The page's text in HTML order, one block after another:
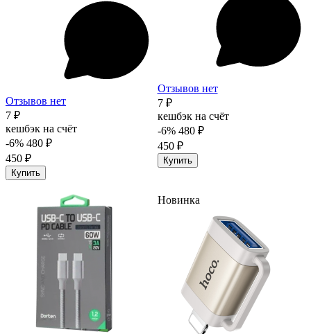
Отзывов нет
7 ₽
кешбэк на счёт
-6% 480 ₽
450 ₽
Купить
Отзывов нет
7 ₽
кешбэк на счёт
-6% 480 ₽
450 ₽
Купить
Новинка